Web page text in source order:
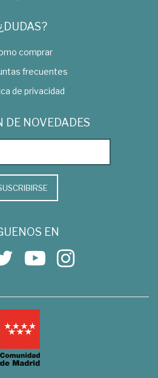
comprar
frecuentes
de privacidad
DE NOVEDADES
EN